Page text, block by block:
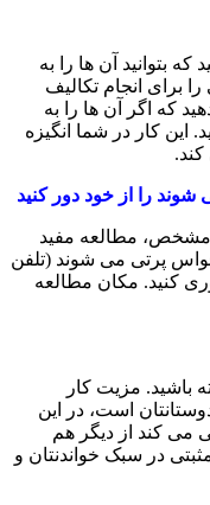
بتوانید آن ها را به
برای انجام تکالیف
که اگر آن ها را به
این کار در شما انگیزه
را از خود دور کنید
مشخص، مطالعه مفید
پرتی می شوند (تلفن
کنید. مکان مطالعه
باشید. مزیت کار
است، در این
می کند از دیگر هم
در سبک خواندنتان و